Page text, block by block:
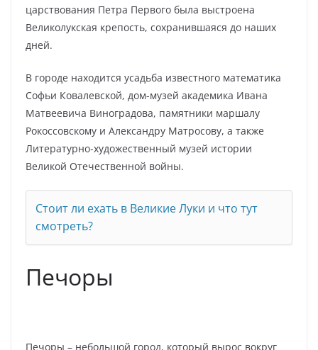
царствования Петра Первого была выстроена
Великолукская крепость, сохранившаяся до наших
дней.
В городе находится усадьба известного математика
Софьи Ковалевской, дом-музей академика Ивана
Матвеевича Виноградова, памятники маршалу
Рокоссовскому и Александру Матросову, а также
Литературно-художественный музей истории
Великой Отечественной войны.
Стоит ли ехать в Великие Луки и что тут
смотреть?
Печоры
Печоры – небольшой город, который вырос вокруг